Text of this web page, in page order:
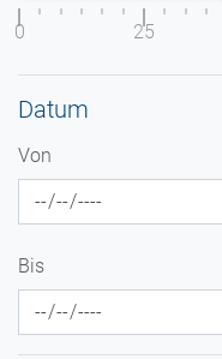
0 25
Datum
Von
Bis